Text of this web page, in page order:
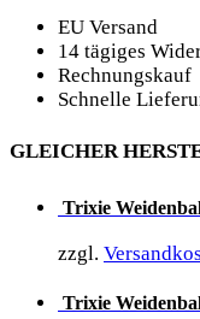
EU Versand
14 tägiges
Rechnungskauf
Schnelle
GLEICHER
Trixie
zzgl.
Trixie